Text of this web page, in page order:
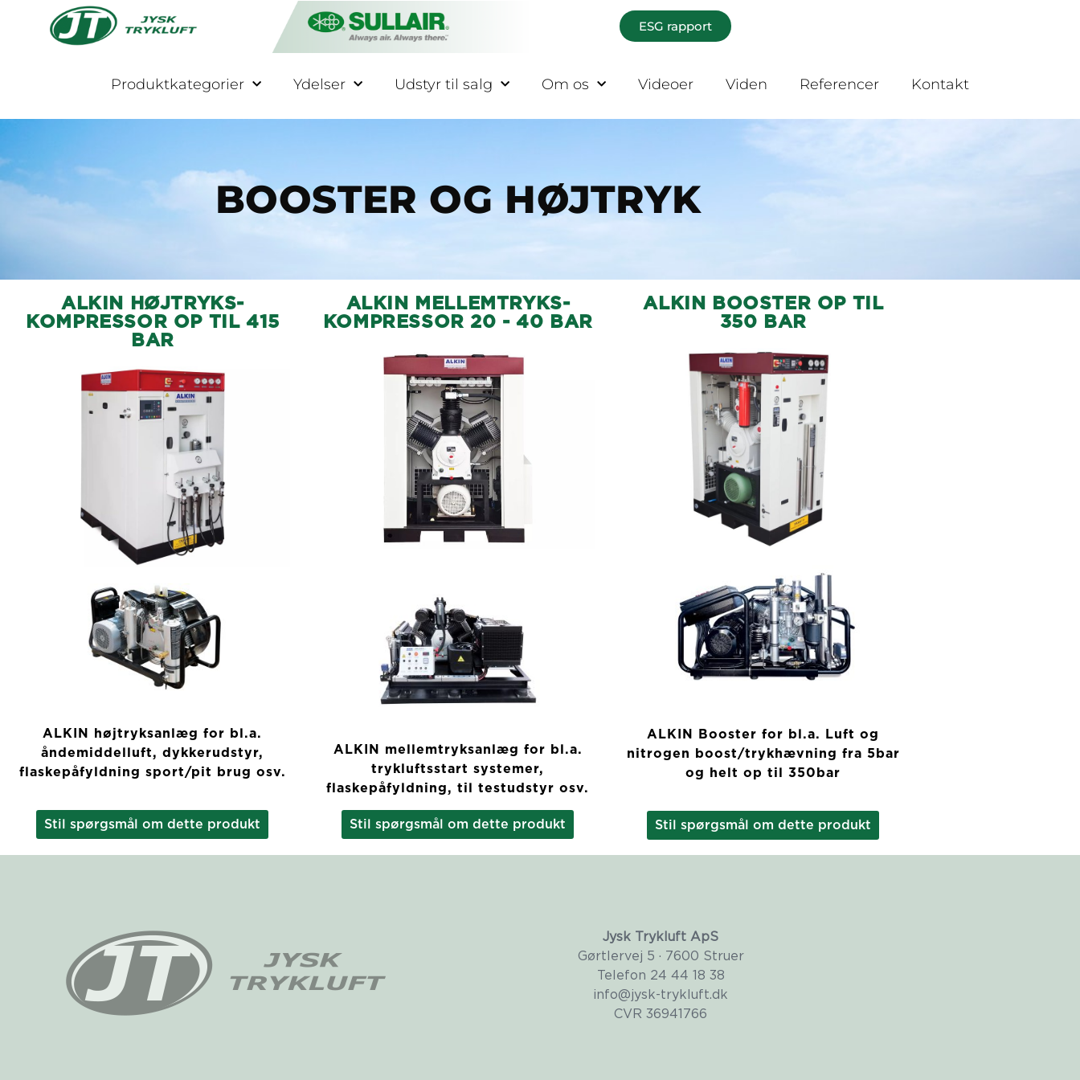
ESG rapport
Produktkategorier Ydelser Udstyr til salg Om os Videoer Viden Referencer Kontakt
BOOSTER OG HØJTRYK
ALKIN HØJTRYKS-
KOMPRESSOR OP TIL 415
BAR
ALKIN højtryksanlæg for bl.a.
åndemiddelluft, dykkerudstyr,
flaskepåfyldning sport/pit brug osv.
Stil spørgsmål om dette produkt
ALKIN MELLEMTRYKS-
KOMPRESSOR 20 - 40 BAR
ALKIN mellemtryksanlæg for bl.a.
trykluftsstart systemer,
flaskepåfyldning, til testudstyr osv.
Stil spørgsmål om dette produkt
ALKIN BOOSTER OP TIL
350 BAR
ALKIN Booster for bl.a. Luft og
nitrogen boost/trykhævning fra 5bar
og helt op til 350bar
Stil spørgsmål om dette produkt
Jysk Trykluft ApS
Gørtlervej 5 · 7600 Struer
Telefon 24 44 18 38
info@jysk-trykluft.dk
CVR 36941766